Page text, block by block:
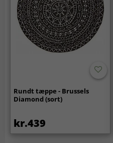
Rundt tæppe - Brussels
Diamond (sort)
kr.439